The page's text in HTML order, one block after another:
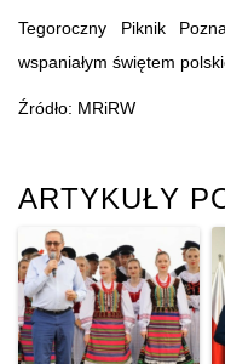
Tegoroczny Piknik
wspaniałym świętem
Źródło: MRiRW
ARTYKUŁY